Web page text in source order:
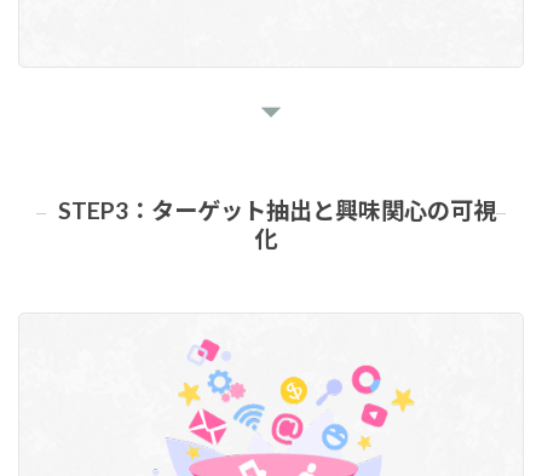
STEP3：ターゲット抽出と興味関心の可視
化